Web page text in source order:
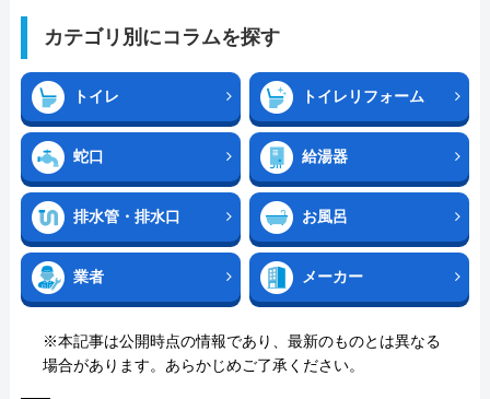
カテゴリ別にコラムを探す
トイレ トイレリフォーム
蛇口 給湯器
排水管・排水口 お風呂
業者 メーカー
※本記事は公開時点の情報であり、最新のものとは異なる
場合があります。あらかじめご了承ください。